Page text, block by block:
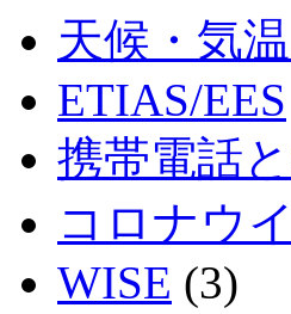
天候・気
ETIAS/EES
携帯電話
コロナウ
WISE (3)